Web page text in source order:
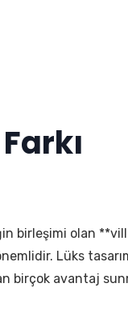
birleşimi olan
Lüks
birçok avantaj